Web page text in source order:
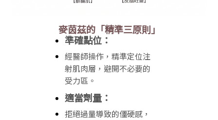
麥茵茲的「精準三原則」
準確點位：
經醫師操作，精準定位注
射肌肉層，避開不必要的
受力區。
適當劑量：
拒絕過量導致的僵硬感，